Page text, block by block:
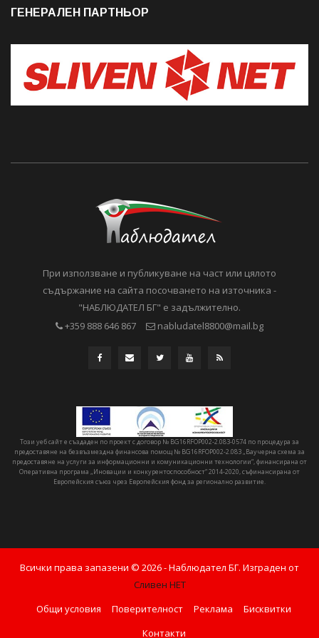
ГЕНЕРАЛЕН ПАРТНЬОР
При използване и публикуване на част или цялото
съдържание на сайта посочването на източника -
"НАБЛЮДАТЕЛ БГ" е задължително.
+359 888 646 867
nabludatel8800@mail.bg
Този уеб сайт е създаден по проект с договор № BG16RFOP002-2.083-0574 по процедура за
предоставяне на безвъзмездна финансова помощ № BG16RFOP002-2.083 „Ваучерна схема за
предоставяне на услуги за информационни и комуникационни технологии“, финансирана от
Оперативна програма „Иновации и конкурентоспособност“ 2014-2020, съфинансирана от
Европейския съюз чрез Европейския фонд за регионално развитие.
Всички права запазени © 2026- Наблюдател БГ. Изграден от
Сливен НЕТ
Общи условия
Поверителност Реклама
Бисквитки
Контакти